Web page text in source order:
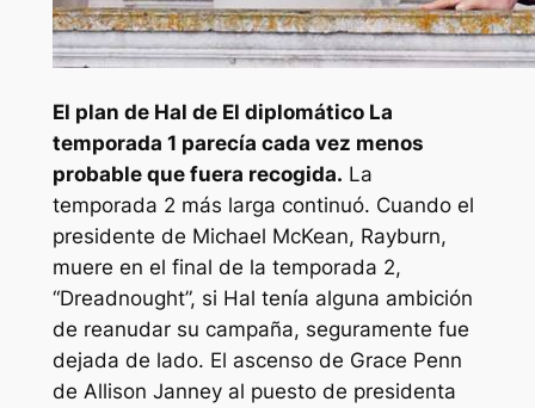
El plan de Hal de El diplomáticoLa
temporada 1 parecía cada vez menos
probable que fuera recogida. La
temporada 2 más larga continuó. Cuando el
presidente de Michael McKean, Rayburn,
muere en el final de la temporada 2,
“Dreadnought”, si Hal tenía alguna ambición
de reanudar su campaña, seguramente fue
dejada de lado. El ascenso de Grace Penn
de Allison Janney al puesto de presidenta